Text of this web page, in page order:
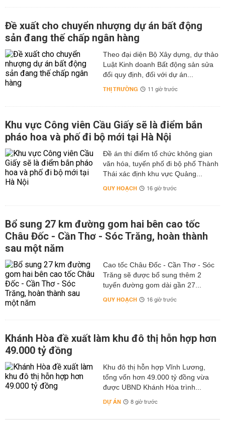
Đề xuất cho chuyển nhượng dự án bất động
sản đang thế chấp ngân hàng
Theo đại diện Bộ Xây dựng, dự thảo
Luật Kinh doanh Bất động sản sửa
đổi quy định, đối với dự án...
THỊ TRƯỜNG 11 giờ trước
Khu vực Công viên Cầu Giấy sẽ là điểm bắn
pháo hoa và phố đi bộ mới tại Hà Nội
Đề án thí điểm tổ chức không gian
văn hóa, tuyến phố đi bộ phố Thành
Thái xác định khu vực Quảng...
QUY HOẠCH 16 giờ trước
Bổ sung 27 km đường gom hai bên cao tốc
Châu Đốc - Cần Thơ - Sóc Trăng, hoàn thành
sau một năm
Cao tốc Châu Đốc - Cần Thơ - Sóc
Trăng sẽ được bổ sung thêm 2
tuyến đường gom dài gần 27...
QUY HOẠCH 16 giờ trước
Khánh Hòa đề xuất làm khu đô thị hỗn hợp hơn
49.000 tỷ đồng
Khu đô thị hỗn hợp Vĩnh Lương,
tổng vốn hơn 49.000 tỷ đồng vừa
được UBND Khánh Hòa trình...
DỰ ÁN 8 giờ trước